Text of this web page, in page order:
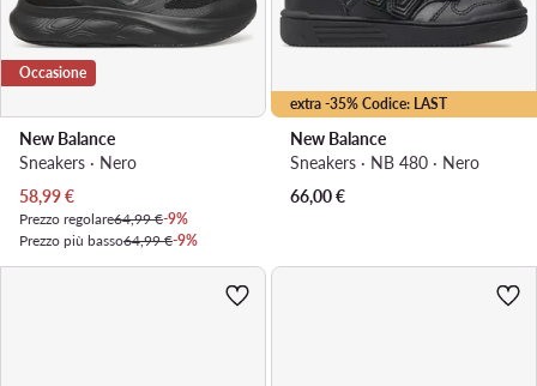
Occasione
New Balance
Sneakers · Nero
Prezzo attuale
58,99€
Prezzo regolare64,99 €-9%
Prezzo più basso64,99 €-9%
extra -35% Codice: LAST
New Balance
Sneakers · NB 480 · Nero
66,00€